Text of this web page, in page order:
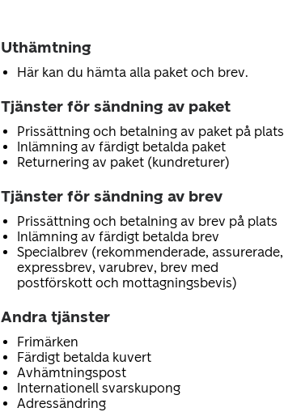
Uthämtning
Här kan du hämta alla paket och brev.
Tjänster för sändning av paket
Prissättning och betalning av paket på plats
Inlämning av färdigt betalda paket
Returnering av paket (kundreturer)
Tjänster för sändning av brev
Prissättning och betalning av brev på plats
Inlämning av färdigt betalda brev
Specialbrev (rekommenderade, assurerade,
expressbrev, varubrev, brev med
postförskott och mottagningsbevis)
Andra tjänster
Frimärken
Färdigt betalda kuvert
Avhämtningspost
Internationell svarskupong
Adressändring